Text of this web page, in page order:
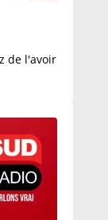
de l'avoir